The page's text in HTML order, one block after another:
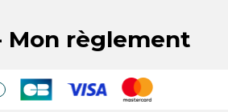
Mon règlement